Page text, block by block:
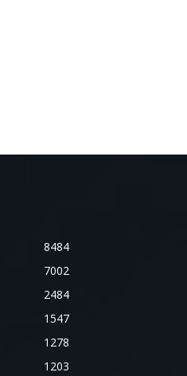
8484
7002
2484
1547
1278
1203